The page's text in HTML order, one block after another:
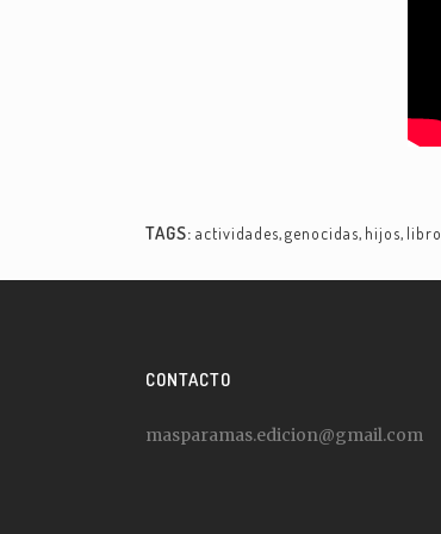
TAGS: actividades,genocidas, hijos, libro
CONTACTO
masparamas.edicion@gmail.com